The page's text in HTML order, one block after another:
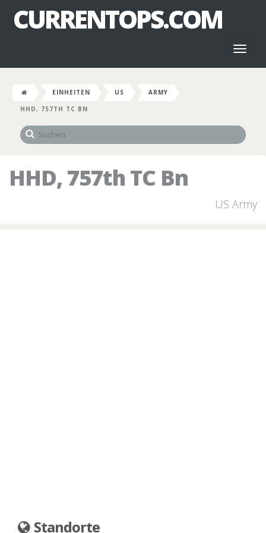
CURRENTOPS.COM
EINHEITEN US
ARMY
HHD, 757TH TC BN
HHD, 757th TC Bn
US Army
Standorte